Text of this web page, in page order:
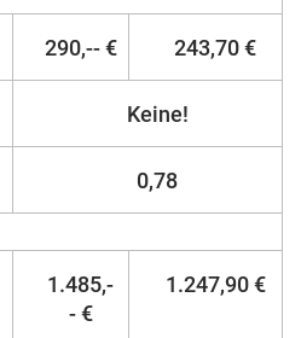
290,-- € 243,70 €
Keine!
0,78
1.485,-
- €
1.247,90 €